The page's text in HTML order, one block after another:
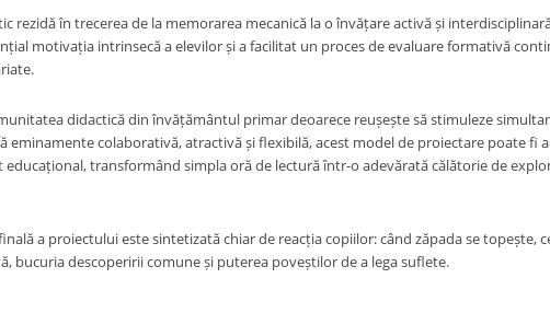
rezidă în trecerea de la memorarea mecanică la o învățare activă și
motivația intrinsecă a elevilor și a facilitat un proces de evaluare formativă
didactică din învățământul primar deoarece reușește să stimuleze
eminamente colaborativă, atractivă și flexibilă, acest model de proiectare poate fi
transformând simpla oră de lectură într-o adevărată călătorie de
a proiectului este sintetizată chiar de reacția copiilor: când zăpada se topește,
bucuria descoperirii comune și puterea poveștilor de a lega suflete.